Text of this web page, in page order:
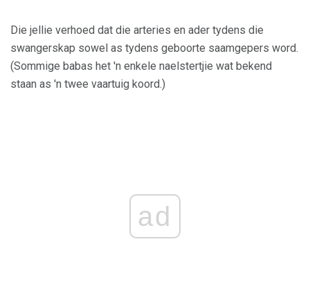
Die jellie verhoed dat die arteries en ader tydens die
swangerskap sowel as tydens geboorte saamgepers word.
(Sommige babas het 'n enkele naelstertjie wat bekend
staan ​​as 'n twee vaartuig koord.)
ad